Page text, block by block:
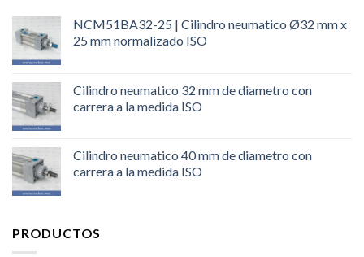
NCM51BA32-25 | Cilindro neumatico Ø32 mm x
25 mm normalizado ISO
Cilindro neumatico 32 mm de diametro con
carrera a la medida ISO
Cilindro neumatico 40 mm de diametro con
carrera a la medida ISO
PRODUCTOS